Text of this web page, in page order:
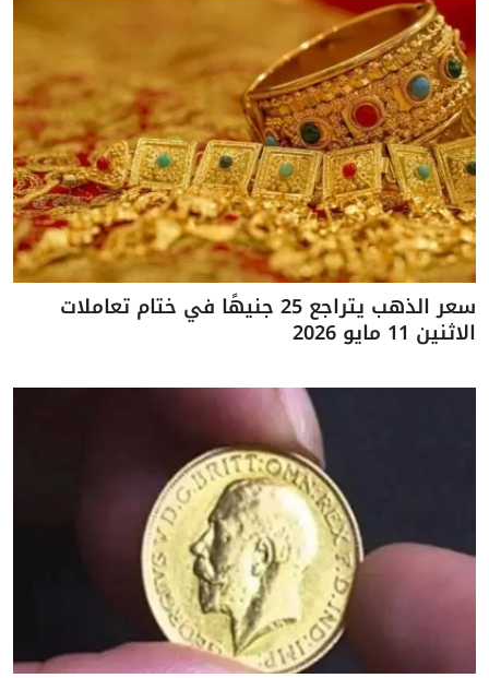
سعر الذهب يتراجع 25 جنيهًا في ختام تعاملات
الاثنين 11 مايو 2026